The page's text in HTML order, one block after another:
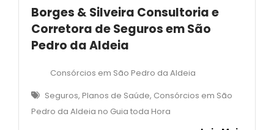
Borges & Silveira Consultoria e
Corretora de Seguros em São
Pedro da Aldeia
Consórcios em São Pedro da Aldeia
Seguros, Planos de Saúde, Consórcios em São
Pedro da Aldeia no Guia toda Hora